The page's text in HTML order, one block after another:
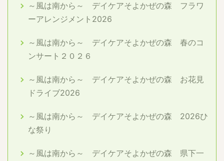
～風は南から～ デイケアそよかぜの森 フラワ
ーアレンジメント2026
～風は南から～ デイケアそよかぜの森 春のコ
ンサート２０２６
～風は南から～ デイケアそよかぜの森 お花見
ドライブ2026
～風は南から～ デイケアそよかぜの森 2026ひ
な祭り
～風は南から～ デイケアそよかぜの森 県下一